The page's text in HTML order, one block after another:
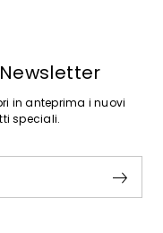
in anteprima i nuovi
speciali.